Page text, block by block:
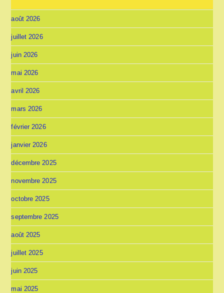
août 2026
juillet 2026
juin 2026
mai 2026
avril 2026
mars 2026
février 2026
janvier 2026
décembre 2025
novembre 2025
octobre 2025
septembre 2025
août 2025
juillet 2025
juin 2025
mai 2025